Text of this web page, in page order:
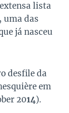
lista
uma das
já nasceu
desfile da
em
2014).